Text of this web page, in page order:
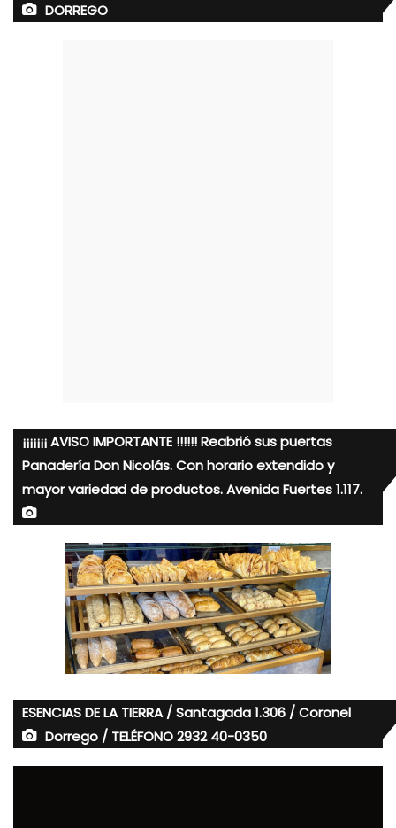
DORREGO
¡¡¡¡¡¡¡ AVISO IMPORTANTE !!!!!! Reabrió sus puertas
Panadería Don Nicolás. Con horario extendido y
mayor variedad de productos. Avenida Fuertes 1.117.
ESENCIAS DE LA TIERRA / Santagada 1.306 / Coronel
Dorrego / TELÉFONO 2932 40-0350